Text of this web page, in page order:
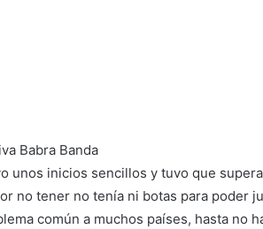
Babra Banda
unos inicios sencillos y tuvo que
no tener no tenía ni botas para poder
común a muchos países, hasta no